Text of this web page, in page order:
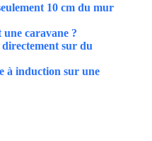
10 cm du mur
caravane ?
sur du
à induction sur une